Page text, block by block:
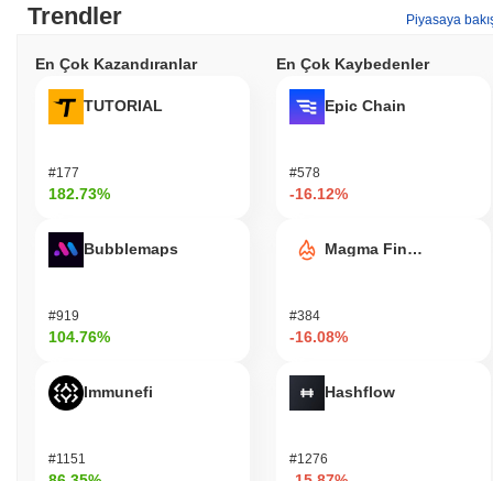
Trendler Piyasaya
En Çok Kazandıranlar
TUTORIAL
#177
182.73%
Bubblemaps
#919
104.76%
Immunefi
#1151
En Çok Kaybedenler
Epic Chain
#578
-16.12%
Magma Finance
#384
-16.08%
Hashflow
#1276